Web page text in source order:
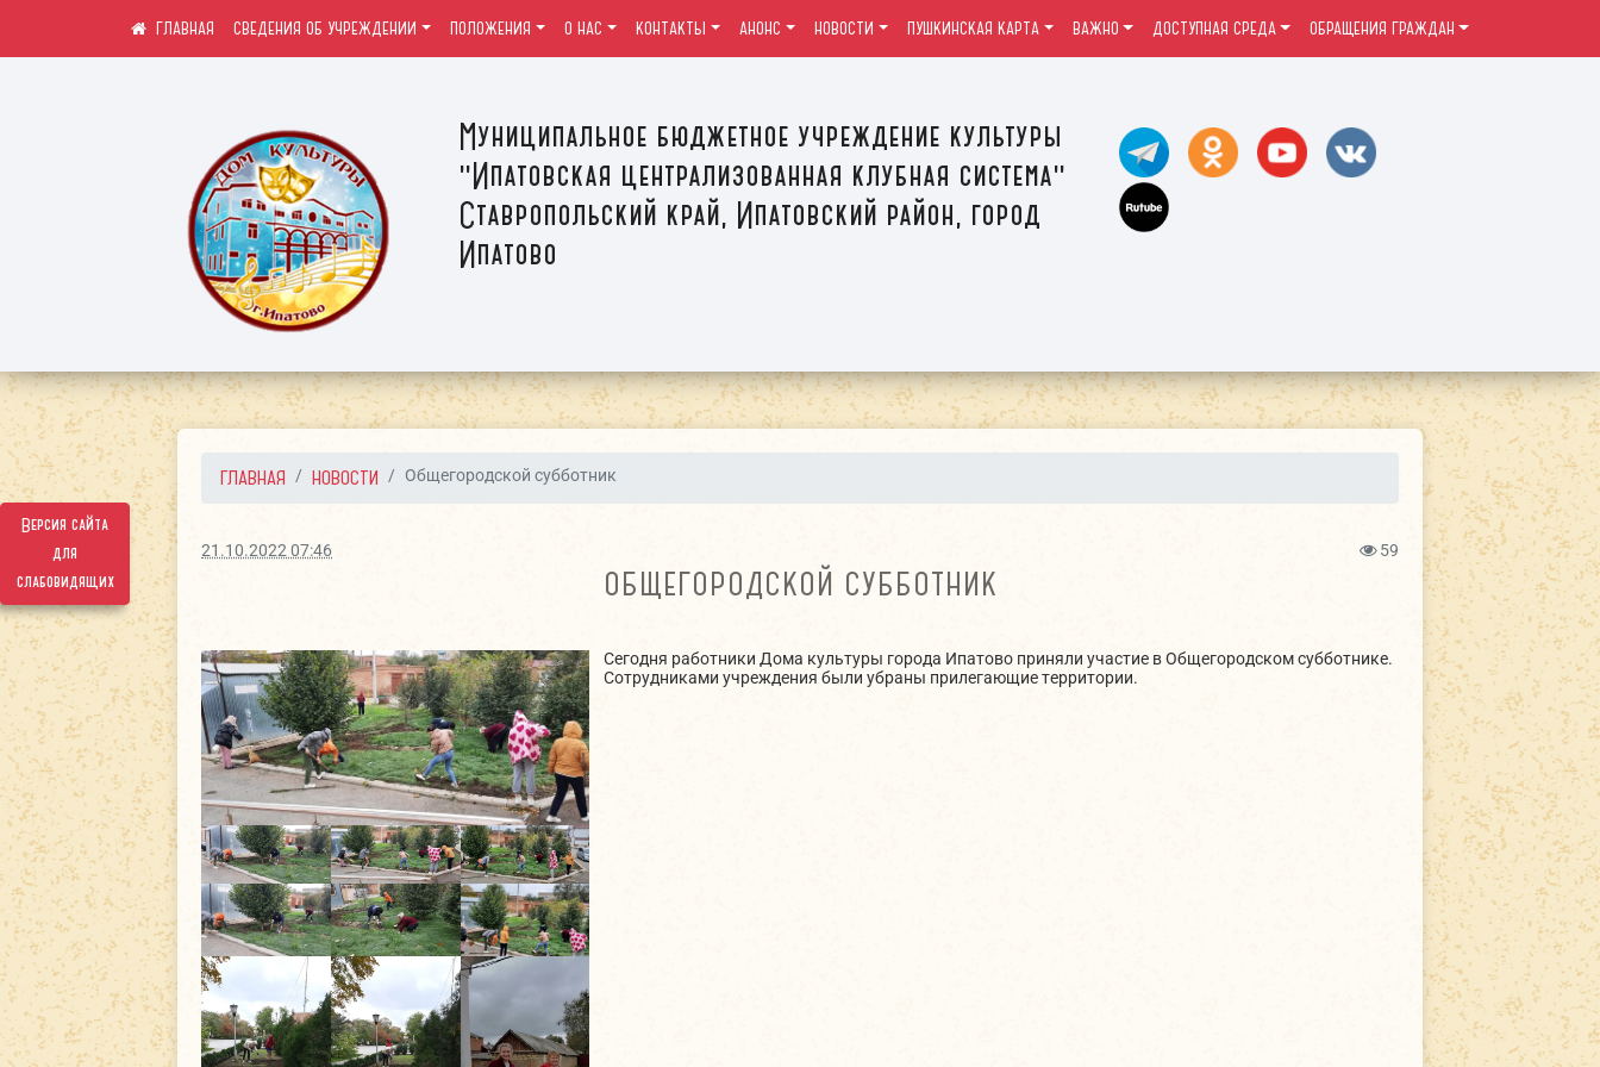
Версия сайта
для
слабовидящих
Муниципальное бюджетное учреждение культуры
"Ипатовская централизованная клубная система"
Ставропольский край, Ипатовский район, город
Ипатово
СВЕДЕНИЯ ОБ УЧРЕЖДЕНИИ ПОЛОЖЕНИЯ О НАС КОНТАКТЫ АНОНС НОВОСТИ ПУШКИНСКАЯ КАРТА ВАЖНО ДОСТУПНАЯ СРЕДА ОБРАЩЕНИЯ ГРАЖДАН
ГЛАВНАЯ НОВОСТИ Общегородской субботник
21.10.2022 07:46 59
ОБЩЕГОРОДСКОЙ СУББОТНИК
Сегодня работники Дома культуры города Ипатово приняли участие в Общегородском субботнике.
Сотрудниками учреждения были убраны прилегающие территории.